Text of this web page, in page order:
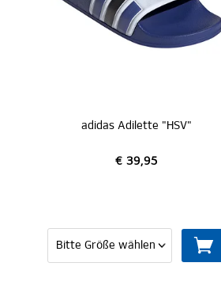
adidas Adilette "HSV"